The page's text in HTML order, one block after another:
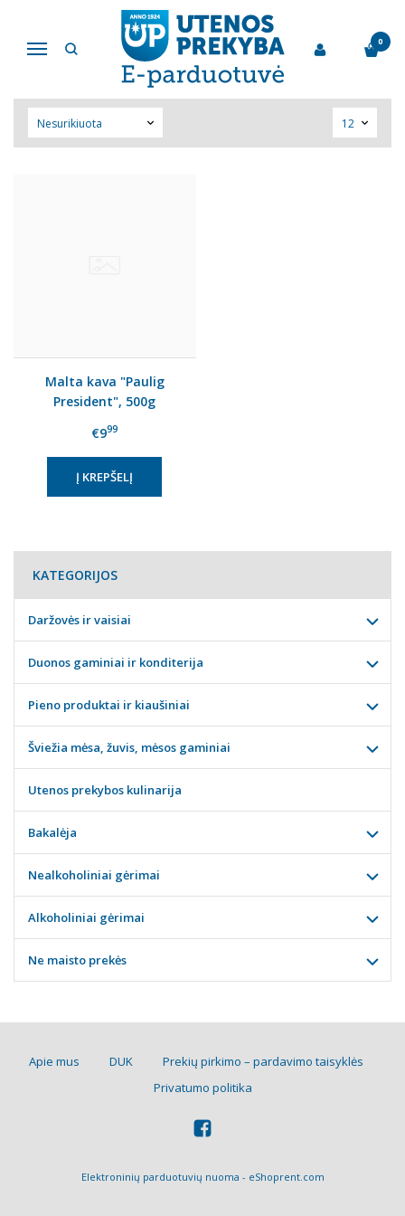
Navigacija
0
Pirkite pagal gamintoją
Malta kava "Paulig
President", 500g
€999
KATEGORIJOS
Daržovės ir vaisiai
Duonos gaminiai ir konditerija
Pieno produktai ir kiaušiniai
Šviežia mėsa, žuvis, mėsos gaminiai
Utenos prekybos kulinarija
Bakalėja
Nealkoholiniai gėrimai
Alkoholiniai gėrimai
Ne maisto prekės
Apie mus DUK
Prekių pirkimo – pardavimo taisyklės
Privatumo politika
Elektroninių parduotuvių nuoma - eShoprent.com